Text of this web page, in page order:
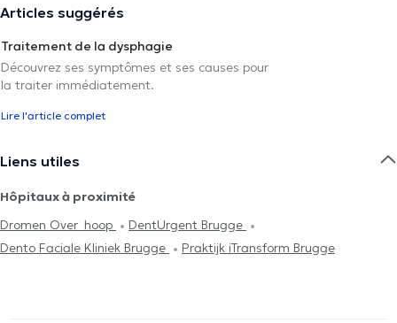
Articles suggérés
Traitement de la dysphagie
Découvrez ses symptômes et ses causes pour
la traiter immédiatement.
Lire l'article complet
Liens utiles
Hôpitaux à proximité
Dromen Over_hoop
DentUrgent Brugge
Dento Faciale Kliniek Brugge
Praktijk iTransform Brugge